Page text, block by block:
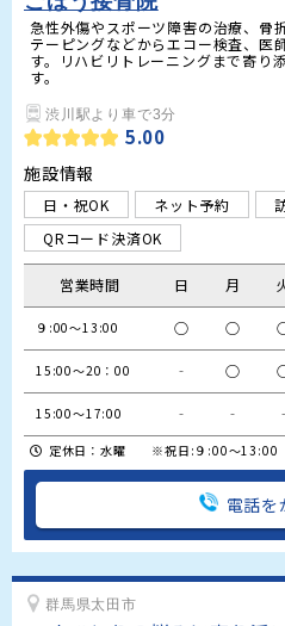
急性外傷やスポーツ障害の治療、骨
テーピングなどからエコー検査、医
す。リハビリトレーニングまで寄り
す。
渋川駅より車で3分
5.00
施設情報
日・祝OK ネット予約
QRコード決済OK
営業時間 日 月
９:00～13:00 ○ ○
15:00～20：00 ‐ ○
15:00～17:00 ‐ ‐ ‐
定休日：水曜 ※祝日:９:00～13:00
電話を
群馬県太田市